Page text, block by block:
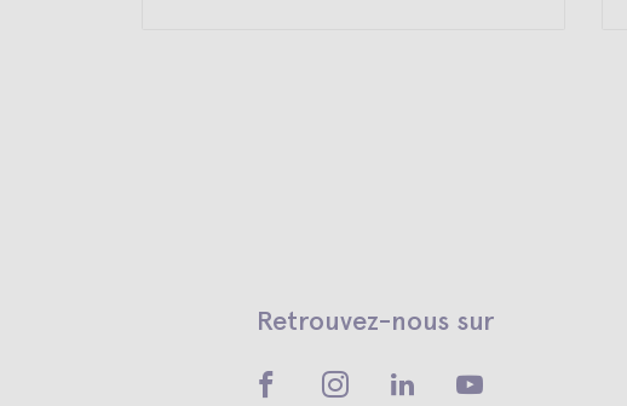
Retrouvez-nous sur